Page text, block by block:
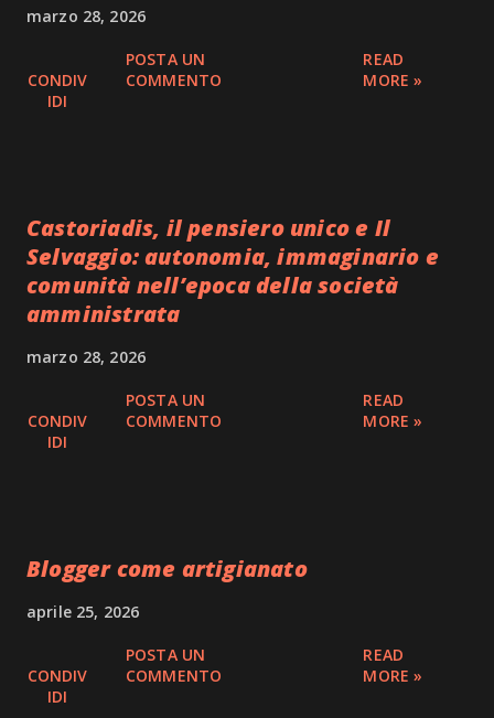
marzo 28, 2026
CONDIV
IDI
POSTA UN
COMMENTO
READ
MORE »
Castoriadis, il pensiero unico e Il
Selvaggio: autonomia, immaginario e
comunità nell’epoca della società
amministrata
marzo 28, 2026
CONDIV
IDI
POSTA UN
COMMENTO
READ
MORE »
Blogger come artigianato
aprile 25, 2026
CONDIV
IDI
POSTA UN
COMMENTO
READ
MORE »